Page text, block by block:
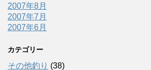
2007年8月
2007年7月
2007年6月
カテゴリー
その他釣り (38)